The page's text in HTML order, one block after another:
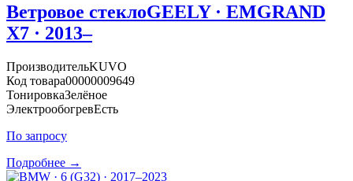
Ветровое стеклоGEELY · EMGRAND
X7 · 2013–
ПроизводительKUVO
Код товара00000009649
ТонировкаЗелёное
ЭлектрообогревЕсть
По запросу
Подробнее →